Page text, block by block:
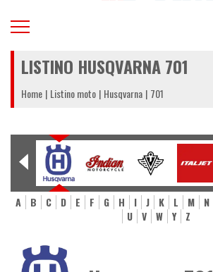
LISTINO HUSQVARNA 701
Home Listino moto Husqvarna 701
A B C D E F G H I J K L M N
U
V W Y Z